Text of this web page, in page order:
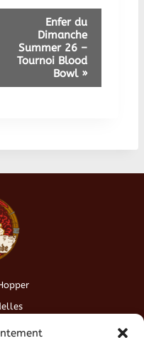
Enfer du
Dimanche
Summer 26 –
Tournoi Blood
Bowl »